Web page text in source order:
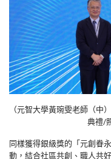
（元智大學黃琬雯老師（中
典禮/
同樣獲得銀級獎的「元創眷
動，結合社區共創、職人共